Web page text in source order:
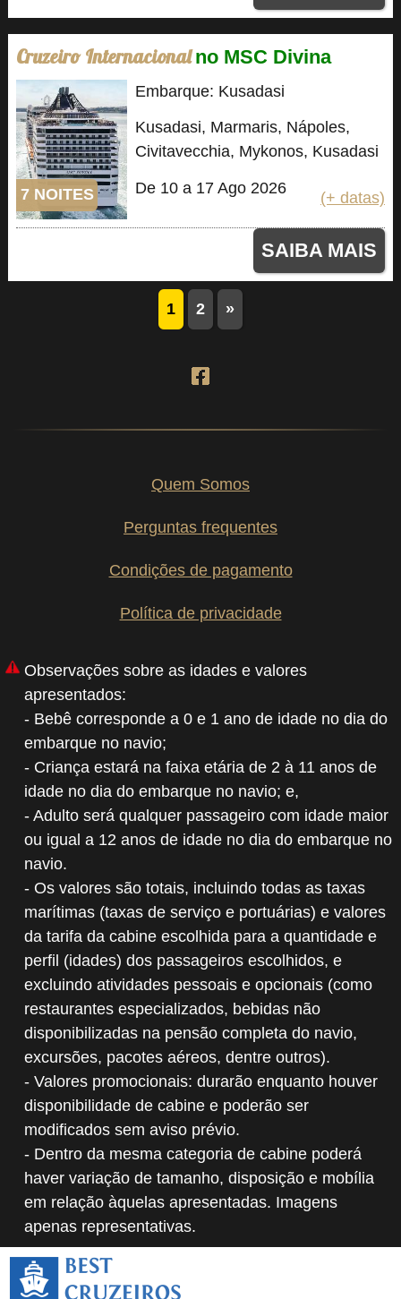
Cruzeiro Internacional no MSC Divina
7 NOITES
Embarque: Kusadasi
Kusadasi, Marmaris, Nápoles,
Civitavecchia, Mykonos, Kusadasi
De 10 a 17 Ago 2026
(+ datas)
SAIBA MAIS
1 2 »
Quem Somos
Perguntas frequentes
Condições de pagamento
Política de privacidade
Observações sobre as idades e valores
apresentados:
- Bebê corresponde a 0 e 1 ano de idade no dia do
embarque no navio;
- Criança estará na faixa etária de 2 à 11 anos de
idade no dia do embarque no navio; e,
- Adulto será qualquer passageiro com idade maior
ou igual a 12 anos de idade no dia do embarque no
navio.
- Os valores são totais, incluindo todas as taxas
marítimas (taxas de serviço e portuárias) e valores
da tarifa da cabine escolhida para a quantidade e
perfil (idades) dos passageiros escolhidos, e
excluindo atividades pessoais e opcionais (como
restaurantes especializados, bebidas não
disponibilizadas na pensão completa do navio,
excursões, pacotes aéreos, dentre outros).
- Valores promocionais: durarão enquanto houver
disponibilidade de cabine e poderão ser
modificados sem aviso prévio.
- Dentro da mesma categoria de cabine poderá
haver variação de tamanho, disposição e mobília
em relação àquelas apresentadas. Imagens
apenas representativas.